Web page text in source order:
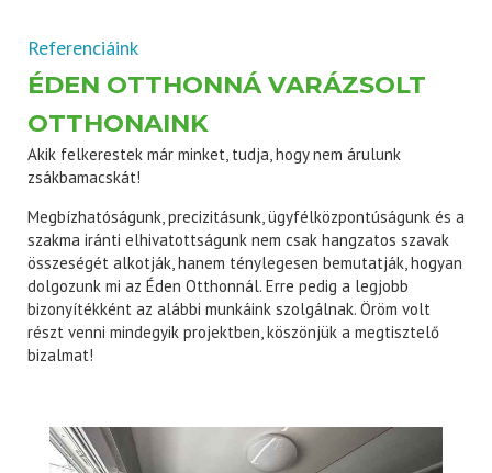
Referenciáink
ÉDEN OTTHONNÁ VARÁZSOLT
OTTHONAINK
Akik felkerestek már minket, tudja, hogy nem árulunk
zsákbamacskát!
Megbízhatóságunk, precizitásunk, ügyfélközpontúságunk és a
szakma iránti elhivatottságunk nem csak hangzatos szavak
összeségét alkotják, hanem ténylegesen bemutatják, hogyan
dolgozunk mi az Éden Otthonnál. Erre pedig a legjobb
bizonyítékként az alábbi munkáink szolgálnak. Öröm volt
részt venni mindegyik projektben, köszönjük a megtisztelő
bizalmat!